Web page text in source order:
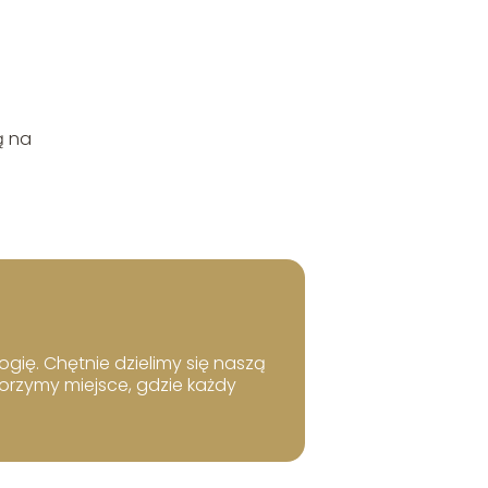
na
Chętnie dzielimy się naszą
miejsce, gdzie każdy